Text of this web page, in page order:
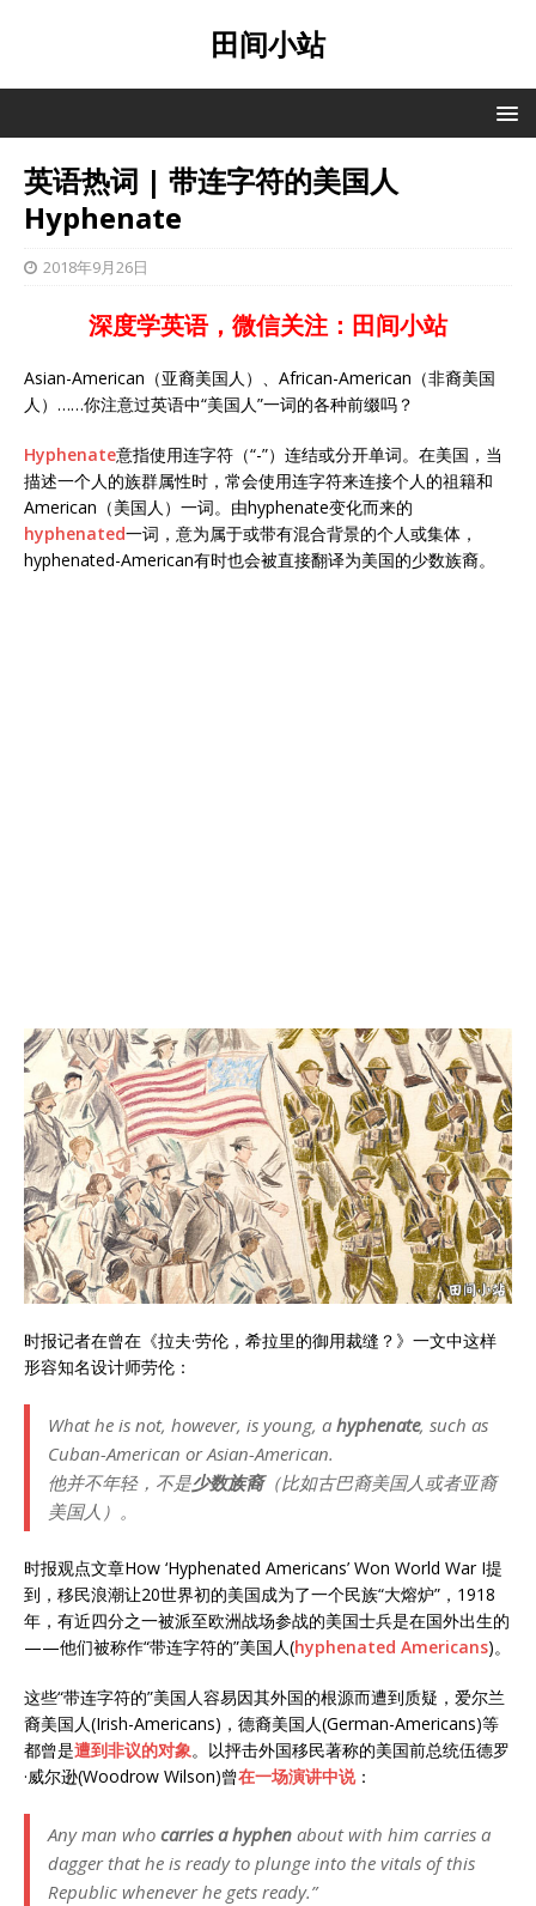
田间小站
英语热词 | 带连字符的美国人
Hyphenate
2018年9月26日
深度学英语，微信关注：田间小站
Asian-American（亚裔美国人）、African-American（非裔美国
人）……你注意过英语中“美国人”一词的各种前缀吗？
Hyphenate意指使用连字符（“-”）连结或分开单词。在美国，当
描述一个人的族群属性时，常会使用连字符来连接个人的祖籍和
American（美国人）一词。由hyphenate变化而来的
hyphenated一词，意为属于或带有混合背景的个人或集体，
hyphenated-American有时也会被直接翻译为美国的少数族裔。
时报记者在曾在《拉夫·劳伦，希拉里的御用裁缝？》一文中这样
形容知名设计师劳伦：
What he is not, however, is young, a hyphenate, such as
Cuban-American or Asian-American.
他并不年轻，不是少数族裔（比如古巴裔美国人或者亚裔
美国人）。
时报观点文章How ‘Hyphenated Americans’ Won World War I提
到，移民浪潮让20世界初的美国成为了一个民族“大熔炉”，1918
年，有近四分之一被派至欧洲战场参战的美国士兵是在国外出生的
——他们被称作“带连字符的”美国人(hyphenated Americans)。
这些“带连字符的”美国人容易因其外国的根源而遭到质疑，爱尔兰
裔美国人(Irish-Americans)，德裔美国人(German-Americans)等
都曾是遭到非议的对象。以抨击外国移民著称的美国前总统伍德罗
·威尔逊(Woodrow Wilson)曾在一场演讲中说：
Any man who carries a hyphen about with him carries a
dagger that he is ready to plunge into the vitals of this
Republic whenever he gets ready.”